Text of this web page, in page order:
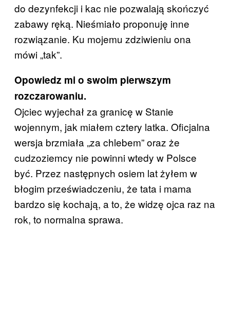
do dezynfekcji i kac nie pozwalają skończyć
zabawy ręką. Nieśmiało proponuję inne
rozwiązanie. Ku mojemu zdziwieniu ona
mówi „tak”.
Opowiedz mi o swoim pierwszym
rozczarowaniu.
Ojciec wyjechał za granicę w Stanie
wojennym, jak miałem cztery latka. Oficjalna
wersja brzmiała „za chlebem” oraz że
cudzoziemcy nie powinni wtedy w Polsce
być. Przez następnych osiem lat żyłem w
błogim przeświadczeniu, że tata i mama
bardzo się kochają, a to, że widzę ojca raz na
rok, to normalna sprawa.